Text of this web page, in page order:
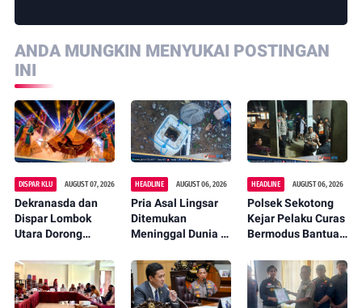
ANDA MUNGKIN MENYUKAI POSTINGAN
INI
DISPAR KLU AUGUST 07, 2026
Dekranasda dan
Dispar Lombok
Utara Dorong
Lokal Lewat
Fashion Street
2026
HEADLINE AUGUST 06, 2026
Pria Asal Lingsar
Ditemukan
Meninggal Dunia di
Lembar Saat
Mencari Belut
HEADLINE AUGUST 06, 2026
Polsek Sekotong
Kejar Pelaku Curas
Bermodus Bantuan
Penculikan Anak
Dipastikan Hoaks